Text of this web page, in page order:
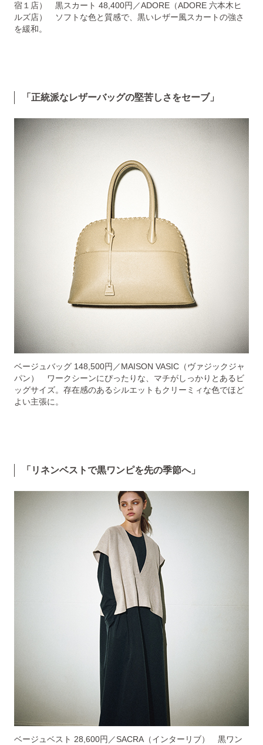
宿１店） 黒スカート 48,400円／ADORE（ADORE 六本木ヒ
ルズ店） ソフトな色と質感で、黒いレザー風スカートの強さ
を緩和。
「正統派なレザーバッグの堅苦しさをセーブ」
ベージュバッグ 148,500円／MAISON VASIC（ヴァジックジャ
パン） ワークシーンにぴったりな、マチがしっかりとあるビ
ッグサイズ。存在感のあるシルエットもクリーミィな色でほど
よい主張に。
「リネンベストで黒ワンピを先の季節へ」
ベージュベスト 28,600円／SACRA（インターリブ） 黒ワン